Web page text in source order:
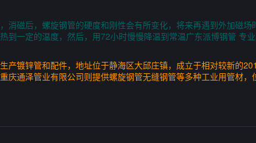
消磁后，螺旋钢管的硬度和刚性会有所变化，将来再遇到外加磁
到一定的温度，然后，用72小时慢慢降温到常温广东派博钢管 专
产镀锌管和配件，地址位于静海区大邱庄镇，成立于相对较新的
通泽管业有限公司则提供螺旋钢管无缝钢管等多种工业用管材，